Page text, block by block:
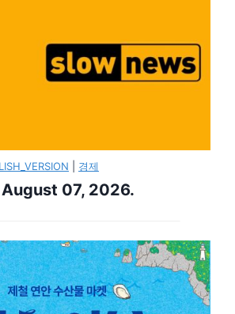
경제
07, 2026.